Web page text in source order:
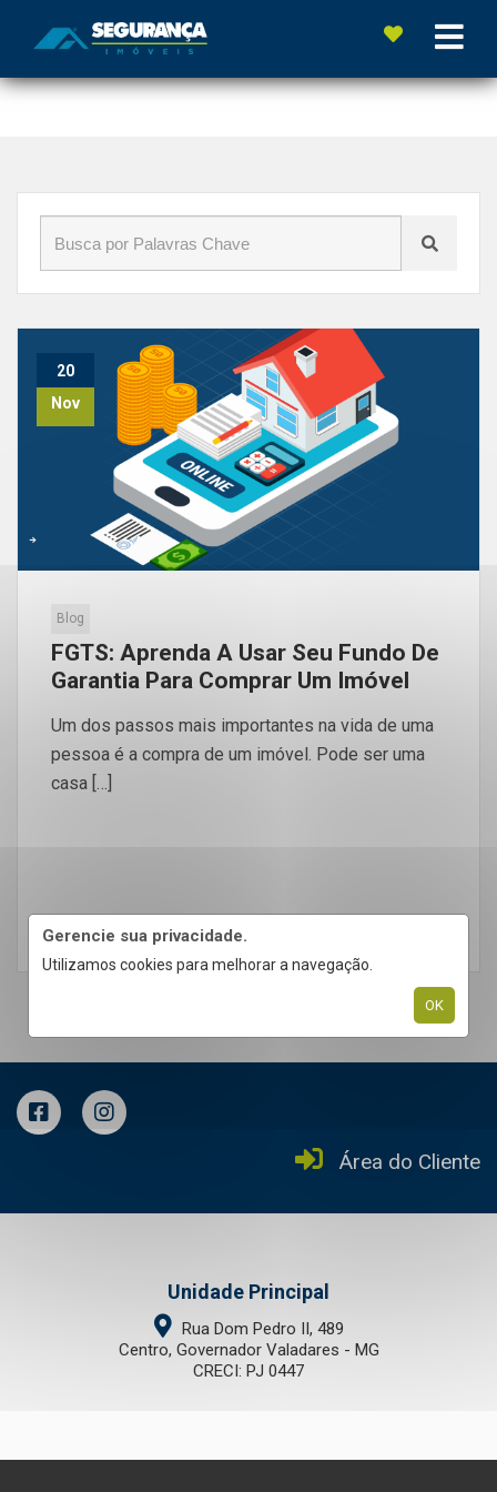
Início»Blog»compra
Gerencie sua privacidade.
Utilizamos cookies para melhorar a navegação.
OK
20
Nov
Blog
FGTS: Aprenda A Usar Seu Fundo De
Garantia Para Comprar Um Imóvel
Um dos passos mais importantes na vida de uma
pessoa é a compra de um imóvel. Pode ser uma
casa […]
LEIA MAIS
Área do Cliente
Unidade Principal
Rua Dom Pedro II, 489
Centro, Governador Valadares - MG
CRECI: PJ 0447